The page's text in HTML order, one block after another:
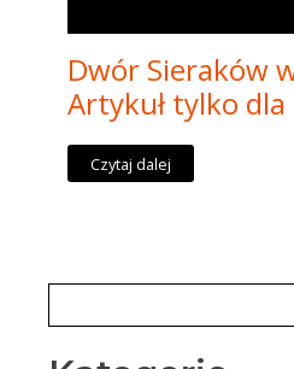
Dwór Sieraków
Artykuł tylko dla
Czytaj dalej